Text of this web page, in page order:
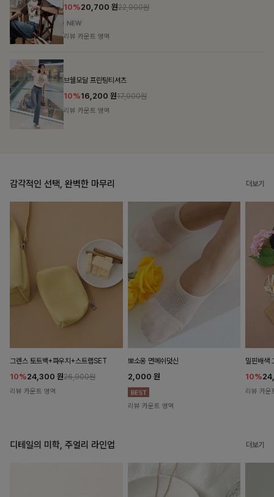
25%35,100 원46,800원
리뷰 카운트 영역
감각적인 선택, 완벽한 마무리 더보기
그렌스 토트백+파우치+스트랩SET
10%24,300 원26,900원
리뷰 카운트 영역
뽀소옹 면메쉬덧신
2,000 원
리뷰 카운트 영역
밀핀배색
10%
리뷰 카운
디테일의 미학, 주얼리 라인업 더보기